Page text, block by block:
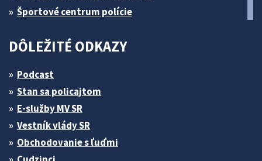
Športové centrum polície
DÔLEŽITÉ ODKAZY
Podcast
Stan sa policajtom
E-služby MV SR
Vestník vlády SR
Obchodovanie s ľuďmi